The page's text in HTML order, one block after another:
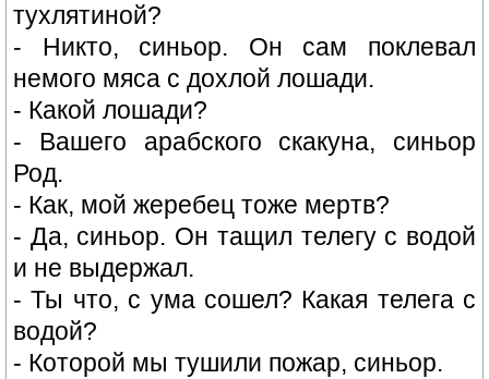
тухлятиной?
- Никто, синьор. Он сам поклевал
немого мяса с дохлой лошади.
- Какой лошади?
- Вашего арабского скакуна, синьор
Род.
- Как, мой жеребец тоже мертв?
- Да, синьор. Он тащил телегу с водой
и не выдержал.
- Ты что, с ума сошел? Какая телега с
водой?
- Которой мы тушили пожар, синьор.